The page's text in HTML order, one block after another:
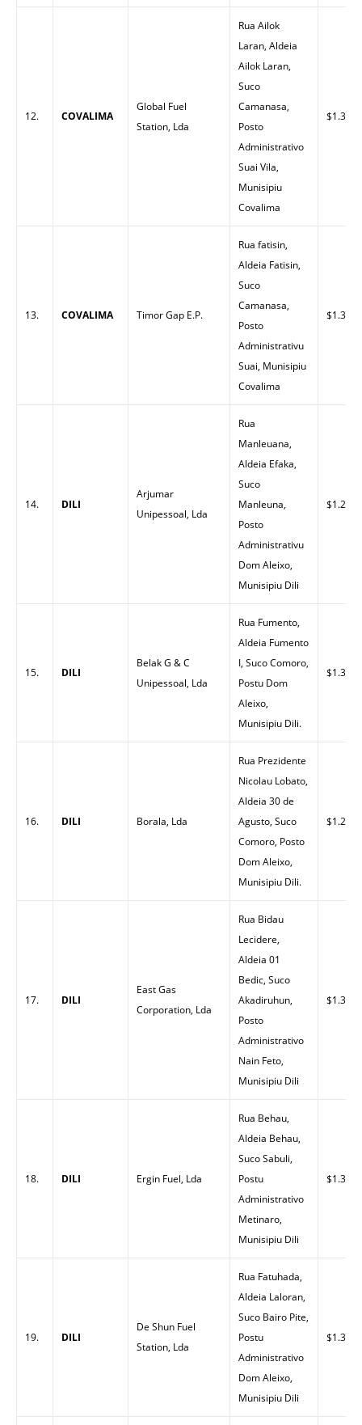
12. COVALIMA
Global Fuel
Station, Lda
Rua Ailok
Laran, Aldeia
Ailok Laran,
Suco
Camanasa,
Posto
Administrativo
Suai Vila,
Munisipiu
Covalima
$1.38
13. COVALIMA Timor Gap E.P.
Rua fatisin,
Aldeia Fatisin,
Suco
Camanasa,
Posto
Administrativu
Suai, Munisipiu
Covalima
$1.38
14. DILI
Arjumar
Unipessoal, Lda
Rua
Manleuana,
Aldeia Efaka,
Suco
Manleuna,
Posto
Administrativu
Dom Aleixo,
Munisipiu Dili
$1.25
15. DILI
Belak G & C
Unipessoal, Lda
Rua Fumento,
Aldeia Fumento
I, Suco Comoro,
Postu Dom
Aleixo,
Munisipiu Dili.
$1.30
16. DILI Borala, Lda
Rua Prezidente
Nicolau Lobato,
Aldeia 30 de
Agusto, Suco
Comoro, Posto
Dom Aleixo,
Munisipiu Dili.
$1.25
17. DILI
East Gas
Corporation, Lda
Rua Bidau
Lecidere,
Aldeia 01
Bedic, Suco
Akadiruhun,
Posto
Administrativo
Nain Feto,
Munisipiu Dili
$1.32
18. DILI Ergin Fuel, Lda
Rua Behau,
Aldeia Behau,
Suco Sabuli,
Postu
Administrativo
Metinaro,
Munisipiu Dili
$1.33
19. DILI
De Shun Fuel
Station, Lda
Rua Fatuhada,
Aldeia Laloran,
Suco Bairo Pite,
Postu
Administrativo
Dom Aleixo,
Munisipiu Dili
$1.30